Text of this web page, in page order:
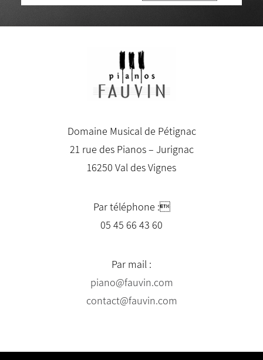
Domaine Musical de Pétignac
21 rue des Pianos – Jurignac
16250 Val des Vignes
Par téléphone :
05 45 66 43 60
Par mail :
piano@fauvin.com
contact@fauvin.com